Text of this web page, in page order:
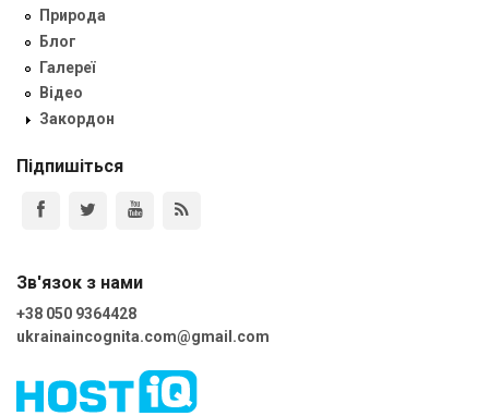
Природа
Блог
Галереї
Відео
Закордон
Підпишіться
Зв'язок з нами
+38 050 9364428
ukrainaincognita.com@gmail.com